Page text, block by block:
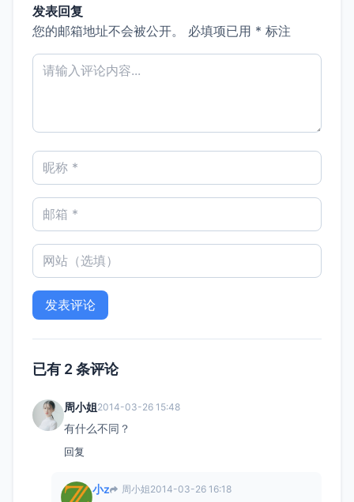
发表回复
您的邮箱地址不会被公开。
必填项已用 * 标注
已有 2 条评论
周小姐2014-03-26 15:48
有什么不同？
回复
小z 周小姐2014-03-26 16:18